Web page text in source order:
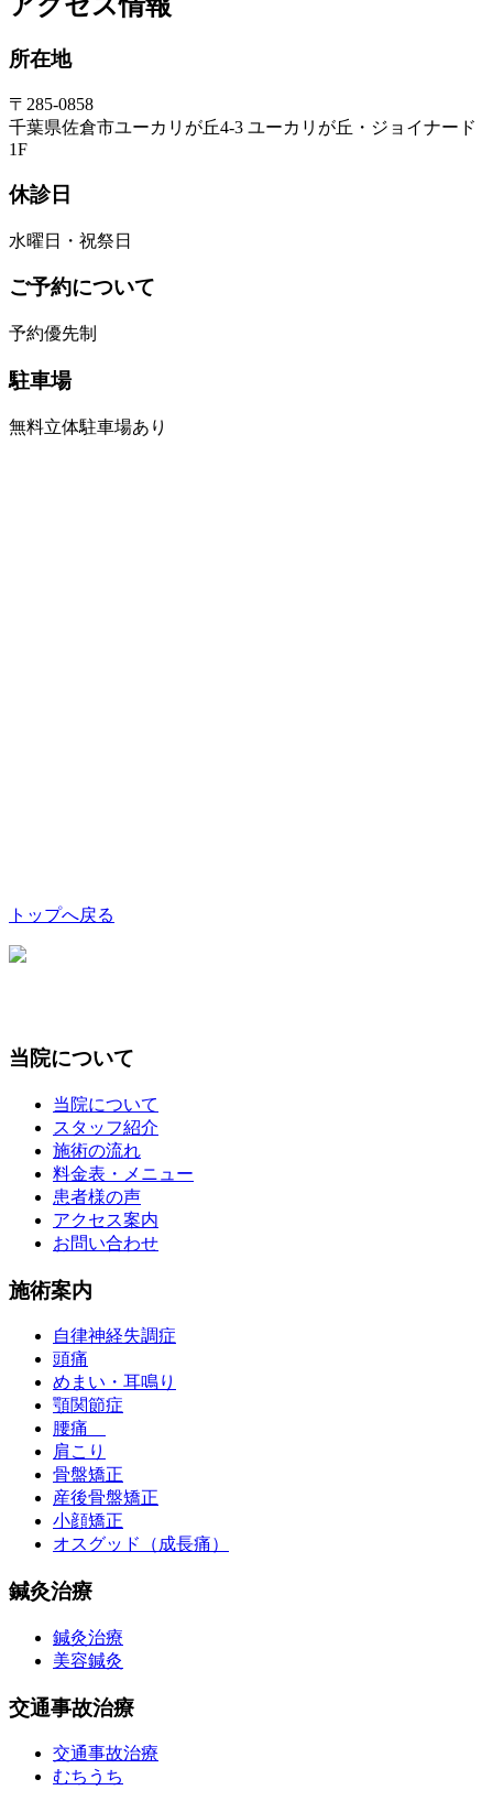
所在地
〒285-0858
千葉県佐倉市ユーカリが丘4-3 ユーカリが丘・ジョイナード
1F
休診日
水曜日・祝祭日
ご予約について
予約優先制
駐車場
無料立体駐車場あり
トップへ戻る
当院について
当院について
スタッフ紹介
施術の流れ
料金表・メニュー
患者様の声
アクセス案内
お問い合わせ
施術案内
自律神経失調症
頭痛
めまい・耳鳴り
顎関節症
腰痛
肩こり
骨盤矯正
産後骨盤矯正
小顔矯正
オスグッド（成長痛）
鍼灸治療
鍼灸治療
美容鍼灸
交通事故治療
交通事故治療
むちうち